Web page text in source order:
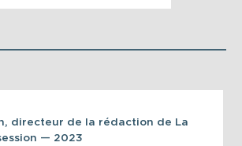
directeur de la rédaction de La
— 2023